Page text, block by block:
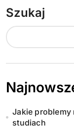
n
i
o
Szukaj
Jakie problemy
studiach